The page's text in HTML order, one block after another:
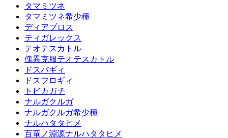
タマミツネ
タマミツネ希少種
ディアブロス
ティガレックス
テオテスカトル
傀異克服テオテスカトル
ドスバギィ
ドスフロギィ
トビカガチ
ナルガクルガ
ナルガクルガ希少種
ナルハタタヒメ
百竜ノ淵源ナルハタタヒメ